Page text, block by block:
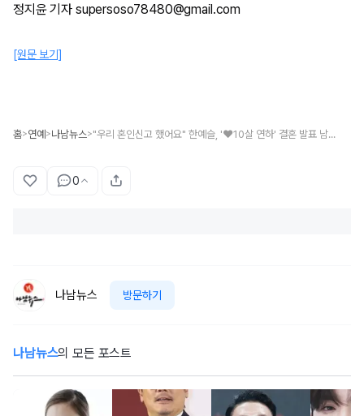
정지윤 기자 supersoso78480@gmail.com
[원문 보기]
홈>연예 >나남뉴스> "우리 혼인신고 했어요" 한예슬, '♥10살 연하' 결혼 발표 남편 직업은?
0
나남뉴스 방문하기
나남뉴스의 모든 포스트